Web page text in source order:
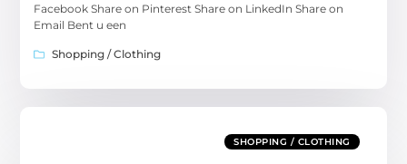
Facebook Share on Pinterest Share on LinkedIn Share on
Email Bent u een
Shopping / Clothing
SHOPPING / CLOTHING